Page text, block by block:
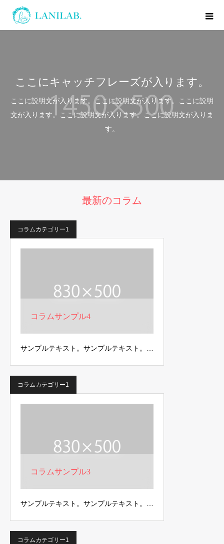
ここにキャッチフレーズが入ります。
ここに説明文が入ります。ここに説明文が入ります。ここに説明
文が入ります。ここに説明文が入ります。ここに説明文が入りま
す。
最新のコラム
コラムカテゴリー1
コラムサンプル4
サンプルテキスト。サンプルテキスト。…
コラムカテゴリー1
コラムサンプル3
サンプルテキスト。サンプルテキスト。…
コラムカテゴリー1